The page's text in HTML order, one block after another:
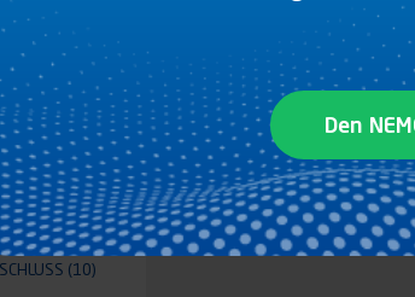
BÜNDIGE TÜR
(10)
Den